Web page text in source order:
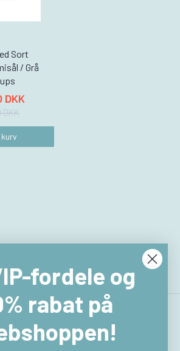
Sort
/ Grå
DKK
DKK
fordele og
rabat på